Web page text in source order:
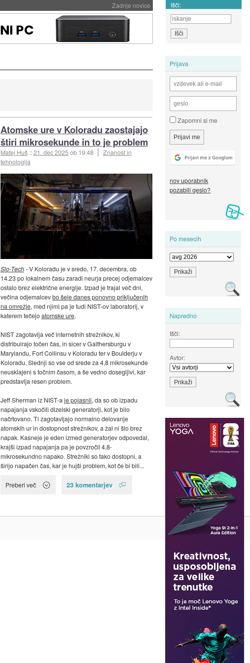
Zadnje novice Išči:
Prijava
Zapomni si me
nov uporabnik
pozabili geslo?
Po mesecih
Napredno
Išči:
Avtor:
Atomske ure v Koloradu zaostajajo
štiri mikrosekunde in to je problem
Matej Huš ::21. dec 2025ob 19:48
Znanost in
tehnologija
Slo-Tech- V Koloradu je v sredo, 17. decembra, ob
14.23 po lokalnem času zaradi neurja precej odjemalcev
ostalo brez električne energije. Izpad je trajal več dni,
večina odjemalcevbo šele danes ponovno priključenih
na omrežje, med njimi pa je tudi NIST-ov laboratorij, v
katerem tečejoatomske ure.
NIST zagotavlja več internetnih strežnikov, ki
distribuirajo točen čas, in sicer v Gaithersburgu v
Marylandu, Fort Collinsu v Koloradu ter v Boulderju v
Koloradu. Slednji so vse od srede za 4,8 mikrosekunde
neusklajeni s točnim časom, a še vedno dosegljivi, kar
predstavlja resen problem.
Jeff Sherman iz NIST-a je pojasnil, da so ob izpadu
napajanja vskočili dizelski generatorji, kot je bilo
načrtovano. Ti zagotavljajo normalno delovanje
atomskih ur in dostopnost strežnikov, a žal ni šlo brez
napak. Kasneje je eden izmed generatorjev odpovedal,
krajši izpad napajanja pa je povzročil 4,8-
mikrosekundno napako. Strežniki so tako dostopni, a
širijo napačen čas, kar je hujši problem, kot če bi bili...
Preberi več 23 komentarjev
Na vrh ^